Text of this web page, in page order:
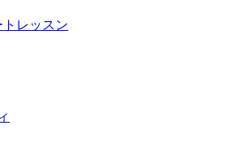
レッスン